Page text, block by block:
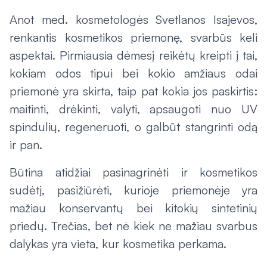
Anot med. kosmetologės Svetlanos Isajevos,
renkantis kosmetikos priemonę, svarbūs keli
aspektai. Pirmiausia dėmesį reikėtų kreipti į tai,
kokiam odos tipui bei kokio amžiaus odai
priemonė yra skirta, taip pat kokia jos paskirtis:
maitinti, drėkinti, valyti, apsaugoti nuo UV
spindulių, regeneruoti, o galbūt stangrinti odą
ir pan.
Būtina atidžiai pasinagrinėti ir kosmetikos
sudėtį, pasižiūrėti, kurioje priemonėje yra
mažiau konservantų bei kitokių sintetinių
priedų. Trečias, bet nė kiek ne mažiau svarbus
dalykas yra vieta, kur kosmetika perkama.